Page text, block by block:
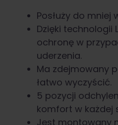
Posłuży do mniej
Dzięki technologii
ochronę w
uderzenia.
Ma zdejmowany
łatwo wyczyścić.
5 pozycji
komfort w każdej
Jest montowany